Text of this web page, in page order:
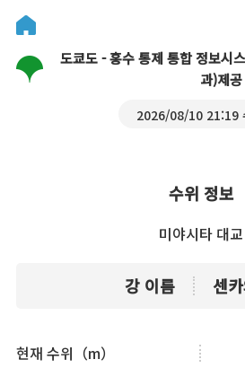
도쿄도 - 홍수 통제 통합 정보시
과)제공
2026/08/10 21:19
수위 정보
미야시타 대교
강 이름 센
현재 수위（m）